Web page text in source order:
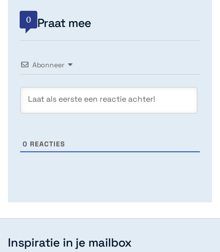
0 Praat mee
Abonneer
0 REACTIES
Inspiratie in je mailbox